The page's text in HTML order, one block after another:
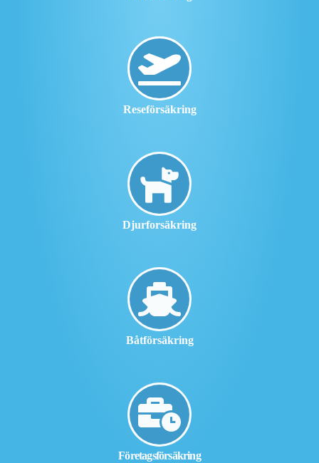
Reseförsäkring
Djurforsäkring
Båtförsäkring
Företagsförsäkring